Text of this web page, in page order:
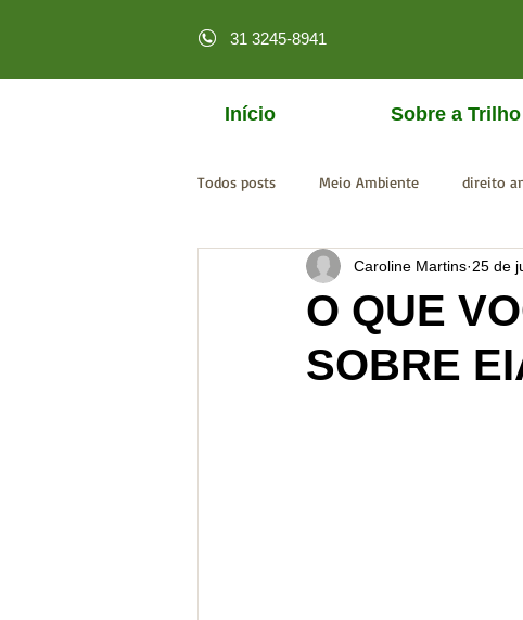
31 3245-8941
Início Sobre a Trilho
Todos posts Meio Ambiente direito
licenciamento online MPF CGU
O QUE
SOBRE
Caroline Martins 25 de